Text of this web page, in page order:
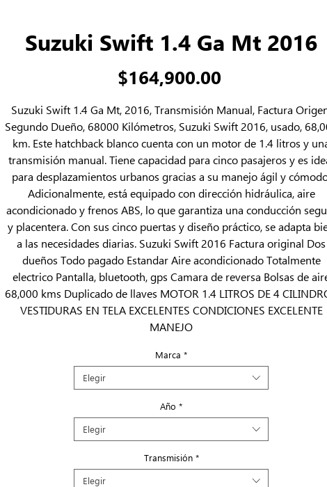
Suzuki Swift 1.4 Ga Mt 2016
$164,900.00
Suzuki Swift 1.4 Ga Mt, 2016, Transmisión Manual, Factura
Segundo Dueño, 68000 Kilómetros, Suzuki Swift 2016, usado,
km. Este hatchback blanco cuenta con un motor de 1.4 litros y
transmisión manual. Tiene capacidad para cinco pasajeros y es
para desplazamientos urbanos gracias a su manejo ágil y
Adicionalmente, está equipado con dirección hidráulica, aire
acondicionado y frenos ABS, lo que garantiza una conducción
y placentera. Con sus cinco puertas y diseño práctico, se adapta
a las necesidades diarias. Suzuki Swift 2016 Factura original Dos
dueños Todo pagado Estandar Aire acondicionado Totalmente
electrico Pantalla, bluetooth, gps Camara de reversa Bolsas de
68,000 kms Duplicado de llaves MOTOR 1.4 LITROS DE 4
VESTIDURAS EN TELA EXCELENTES CONDICIONES EXCELENTE
MANEJO
Marca *
Elegir
Año *
Elegir
Transmisión *
Elegir